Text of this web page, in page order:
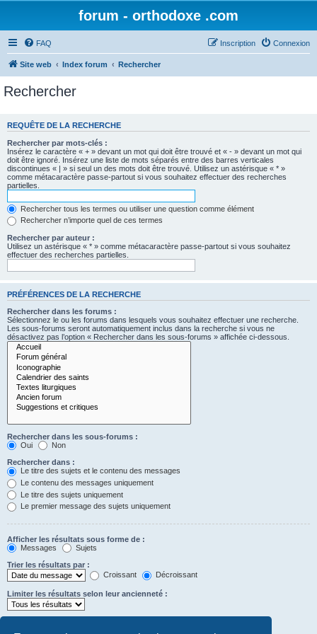
forum - orthodoxe .com
FAQ Connexion
Inscription
Site web Index forum Rechercher
Rechercher
REQUÊTE DE LA RECHERCHE
Rechercher par mots-clés :
Insérez le caractère « + » devant un mot qui doit être trouvé et « - » devant un mot qui
doit être ignoré. Insérez une liste de mots séparés entre des barres verticales
discontinues « | » si seul un des mots doit être trouvé. Utilisez un astérisque « * »
comme métacaractère passe-partout si vous souhaitez effectuer des recherches
partielles.
Rechercher tous les termes ou utiliser une question comme élément
Rechercher n’importe quel de ces termes
Rechercher par auteur :
Utilisez un astérisque « * » comme métacaractère passe-partout si vous souhaitez
effectuer des recherches partielles.
PRÉFÉRENCES DE LA RECHERCHE
Rechercher dans les forums :
Sélectionnez le ou les forums dans lesquels vous souhaitez effectuer une recherche.
Les sous-forums seront automatiquement inclus dans la recherche si vous ne
désactivez pas l’option « Rechercher dans les sous-forums » affichée ci-dessous.
Rechercher dans les sous-forums :
Oui
Non
Rechercher dans :
Le titre des sujets et le contenu des messages
Le contenu des messages uniquement
Le titre des sujets uniquement
Le premier message des sujets uniquement
Afficher les résultats sous forme de :
Messages
Sujets
Trier les résultats par :
Croissant
Décroissant
Limiter les résultats selon leur ancienneté :